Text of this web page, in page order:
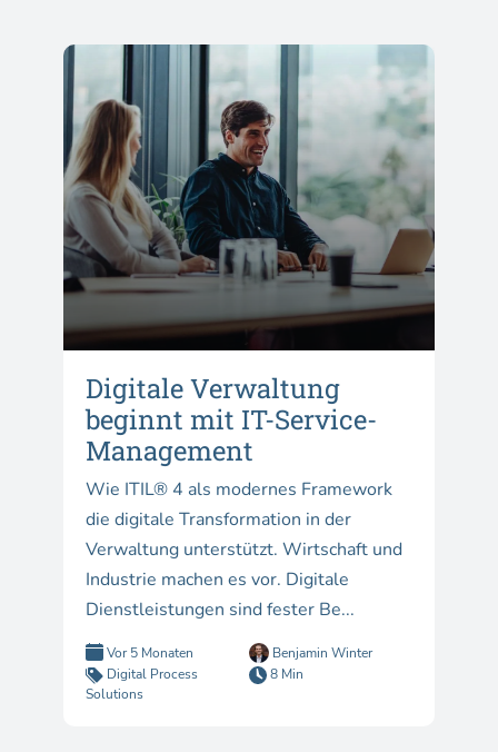
Digitale Verwaltung
beginnt mit IT-Service-
Management
Wie ITIL® 4 als modernes Framework
die digitale Transformation in der
Verwaltung unterstützt. Wirtschaft und
Industrie machen es vor. Digitale
Dienstleistungen sind fester Be...
Vor 5 Monaten
Benjamin Winter
Digital Process
Solutions
8 Min